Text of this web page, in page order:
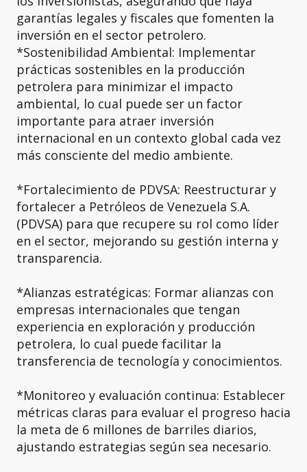
garantías legales y fiscales que fomenten la
inversión en el sector petrolero.
*Sostenibilidad Ambiental: Implementar
prácticas sostenibles en la producción
petrolera para minimizar el impacto
ambiental, lo cual puede ser un factor
importante para atraer inversión
internacional en un contexto global cada vez
más consciente del medio ambiente.
*Fortalecimiento de PDVSA: Reestructurar y
fortalecer a Petróleos de Venezuela S.A.
(PDVSA) para que recupere su rol como líder
en el sector, mejorando su gestión interna y
transparencia.
*Alianzas estratégicas: Formar alianzas con
empresas internacionales que tengan
experiencia en exploración y producción
petrolera, lo cual puede facilitar la
transferencia de tecnología y conocimientos.
*Monitoreo y evaluación continua: Establecer
métricas claras para evaluar el progreso hacia
la meta de 6 millones de barriles diarios,
ajustando estrategias según sea necesario.